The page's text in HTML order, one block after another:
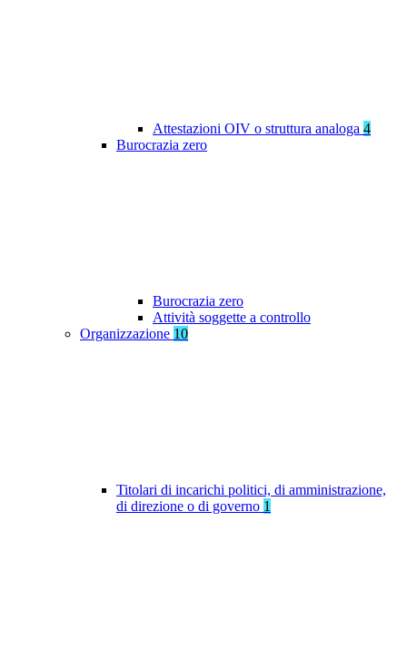
Attestazioni OIV o struttura analoga 4
Burocrazia zero
Burocrazia zero
Attività soggette a controllo
Organizzazione 10
Titolari di incarichi politici, di amministrazione,
di direzione o di governo 1